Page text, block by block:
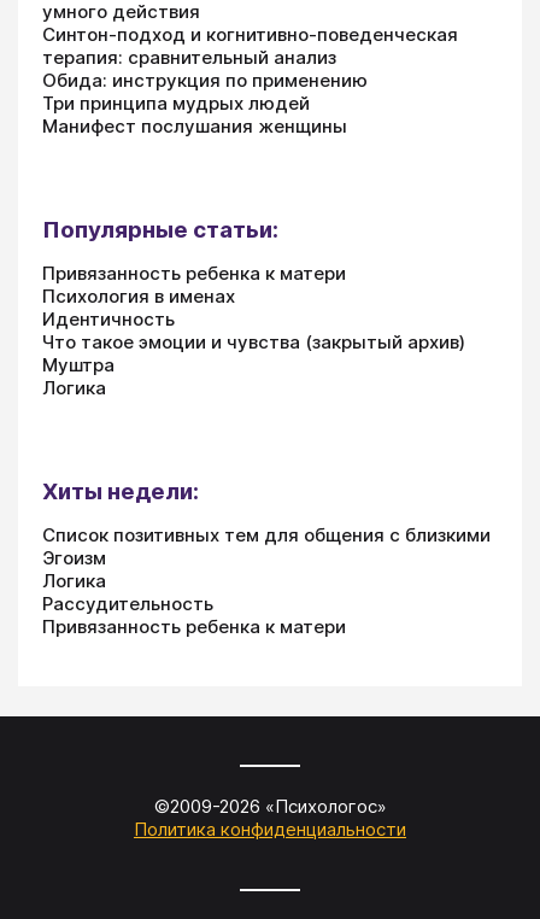
умного действия
Синтон-подход и когнитивно-поведенческая
терапия: сравнительный анализ
Обида: инструкция по применению
Три принципа мудрых людей
Манифест послушания женщины
Популярные статьи:
Привязанность ребенка к матери
Психология в именах
Идентичность
Что такое эмоции и чувства (закрытый архив)
Муштра
Логика
Хиты недели:
Список позитивных тем для общения с близкими
Эгоизм
Логика
Рассудительность
Привязанность ребенка к матери
©2009-2026 «Психологос»
Политика конфиденциальности